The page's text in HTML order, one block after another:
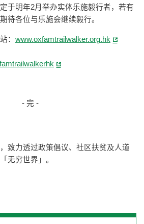
于明年2月举办实体乐施毅行者，若有
待各位与乐施会继续毅行。
： www.oxfamtrailwalker.org.hk
- 完 -
致力透过政策倡议、社区扶贫及人道
无穷世界」。